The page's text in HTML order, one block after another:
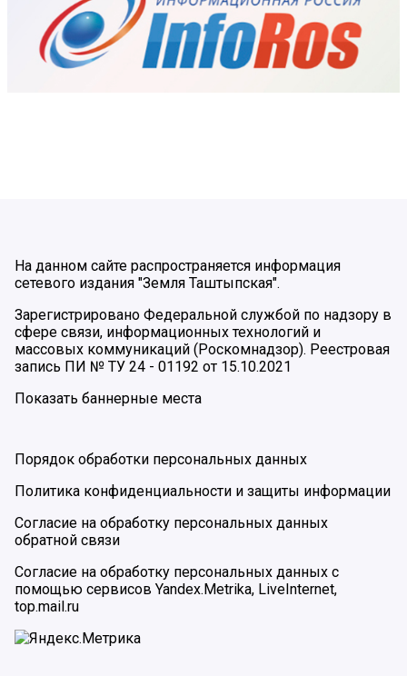
На данном сайте распространяется информация
сетевого издания "Земля Таштыпская".
Зарегистрировано Федеральной службой по надзору в
сфере связи, информационных технологий и
массовых коммуникаций (Роскомнадзор). Реестровая
запись ПИ № ТУ 24 - 01192 от 15.10.2021
Показать баннерные места
Порядок обработки персональных данных
Политика конфиденциальности и защиты информации
Согласие на обработку персональных данных
обратной связи
Согласие на обработку персональных данных с
помощью сервисов Yandex.Metrika, LiveInternet,
top.mail.ru